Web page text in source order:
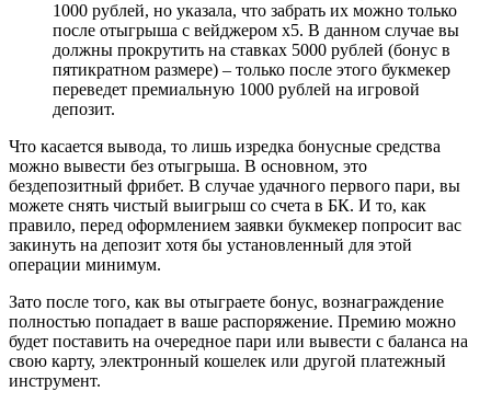
1000 рублей, но указала, что забрать их можно только
после отыгрыша с вейджером х5. В данном случае вы
должны прокрутить на ставках 5000 рублей (бонус в
пятикратном размере) – только после этого букмекер
переведет премиальную 1000 рублей на игровой
депозит.
Что касается вывода, то лишь изредка бонусные средства
можно вывести без отыгрыша. В основном, это
бездепозитный фрибет. В случае удачного первого пари, вы
можете снять чистый выигрыш со счета в БК. И то, как
правило, перед оформлением заявки букмекер попросит вас
закинуть на депозит хотя бы установленный для этой
операции минимум.
Зато после того, как вы отыграете бонус, вознаграждение
полностью попадает в ваше распоряжение. Премию можно
будет поставить на очередное пари или вывести с баланса на
свою карту, электронный кошелек или другой платежный
инструмент.